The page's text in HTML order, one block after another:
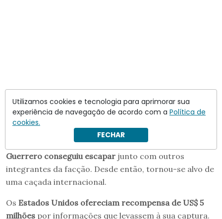
Fuga e expansão do Tren de
Aragua
Em 2023, pouco antes de uma grande operação das
forças de segurança venezuelanas em Tocorón,
Guerrero conseguiu escapar junto com outros
integrantes da facção. Desde então, tornou-se alvo de
uma caçada internacional.
Os Estados Unidos ofereciam recompensa de US$ 5
milhões por informações que levassem à sua captura.
Utilizamos cookies e tecnologia para aprimorar sua
experiência de navegação de acordo com a Política de
cookies.
FECHAR